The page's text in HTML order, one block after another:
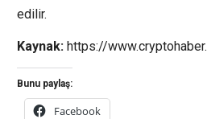
edilir.
Kaynak: https://
Bunu paylaş:
Facebook